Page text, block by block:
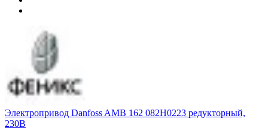
Электропривод Danfoss AMB 162 082H0223 редукторный,
230В